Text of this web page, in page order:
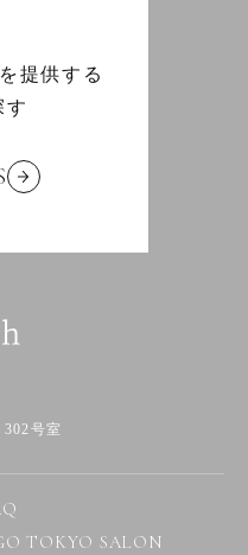
提供する
す
号室
TOKYO SALON